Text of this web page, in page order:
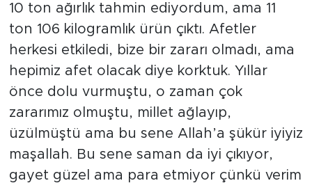
10 ton ağırlık tahmin ediyordum, ama 11
ton 106 kilogramlık ürün çıktı. Afetler
herkesi etkiledi, bize bir zararı olmadı, ama
hepimiz afet olacak diye korktuk. Yıllar
önce dolu vurmuştu, o zaman çok
zararımız olmuştu, millet ağlayıp,
üzülmüştü ama bu sene Allah’a şükür iyiyiz
maşallah. Bu sene saman da iyi çıkıyor,
gayet güzel ama para etmiyor çünkü verim